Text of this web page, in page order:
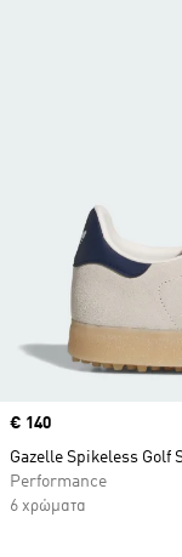
Price
€ 140
Gazelle Spikeless Golf
Performance
6 χρώματα